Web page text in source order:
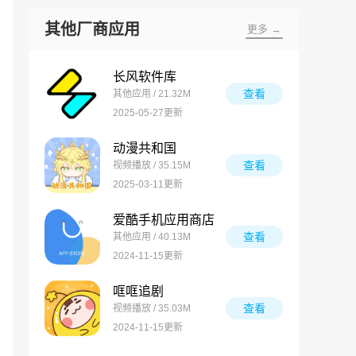
其他厂商应用 更多 →
长风软件库
其他应用 / 21.32M
2025-05-27更新
查看
动漫共和国
视频播放 / 35.15M
2025-03-11更新
查看
爱酷手机应用商店
其他应用 / 40.13M
2024-11-15更新
查看
哐哐追剧
视频播放 / 35.03M
2024-11-15更新
查看